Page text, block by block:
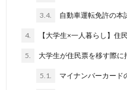
3.4. 自動車運転免許の本
4. 【大学生×一人暮らし】住
5. 大学生が住民票を移す際に
5.1. マイナンバーカード